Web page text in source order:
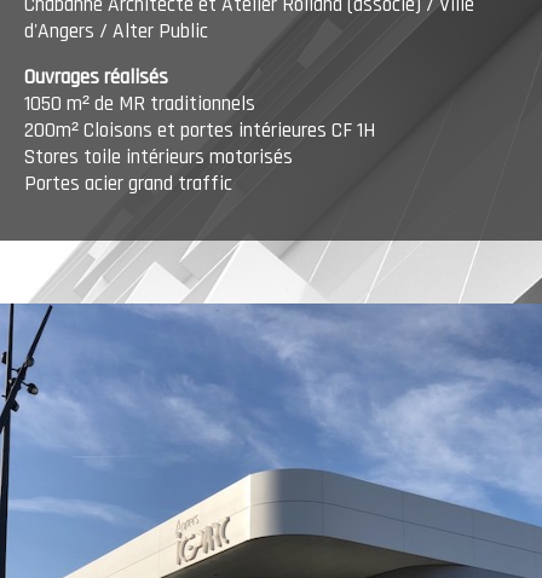
d'Angers / Alter Public
Ouvrages réalisés
1050 m² de MR traditionnels
200m² Cloisons et portes intérieures CF 1H
Stores toile intérieurs motorisés
Portes acier grand traffic